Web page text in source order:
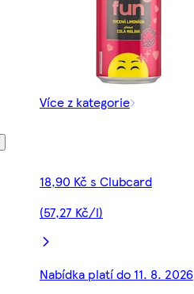
Více z kategorie
18,90 Kč s Clubcard
(57,27 Kč/l)
Nabídka platí do 11. 8. 2026